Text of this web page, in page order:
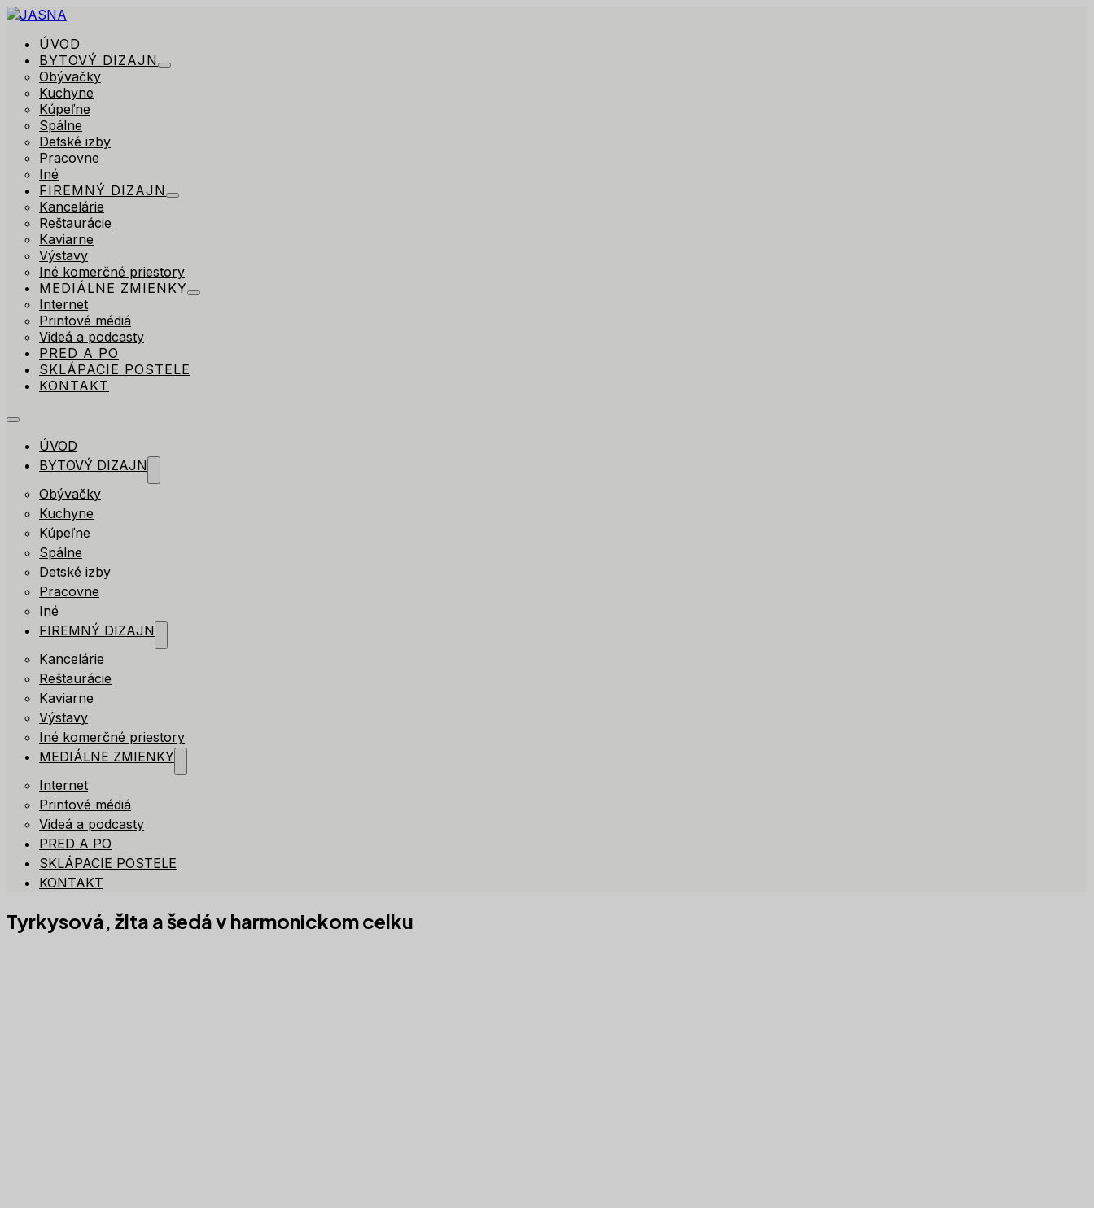
ÚVOD
BYTOVÝ DIZAJN
Obývačky
Kuchyne
Kúpeľne
Spálne
Detské izby
Pracovne
Iné
FIREMNÝ DIZAJN
Kancelárie
Reštaurácie
Kaviarne
Výstavy
Iné komerčné priestory
MEDIÁLNE ZMIENKY
Internet
Printové médiá
Videá a podcasty
PRED A PO
SKLÁPACIE POSTELE
KONTAKT
ÚVOD
BYTOVÝ DIZAJN
Obývačky
Kuchyne
Kúpeľne
Spálne
Detské izby
Pracovne
Iné
FIREMNÝ DIZAJN
Kancelárie
Reštaurácie
Kaviarne
Výstavy
Iné komerčné priestory
MEDIÁLNE ZMIENKY
Internet
Printové médiá
Videá a podcasty
PRED A PO
SKLÁPACIE POSTELE
KONTAKT
Tyrkysová, žlta a šedá v harmonickom celku